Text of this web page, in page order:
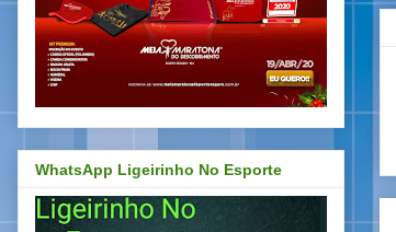
WhatsApp Ligeirinho No Esporte